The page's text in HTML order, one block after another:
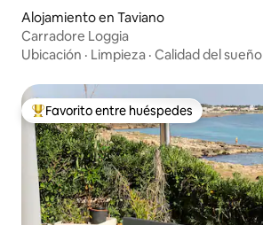
Alojamiento en Taviano
Carradore Loggia
Ubicación · Limpieza · Calidad del sueño
Favorito entre huéspedes preferido
Favorito entre huéspedes